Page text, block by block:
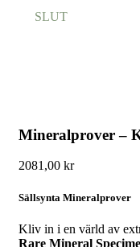
SLUT
Mineralprover –
2081,00 kr
Sällsynta Mineralprover
Kliv in i en värld av
Rare Mineral